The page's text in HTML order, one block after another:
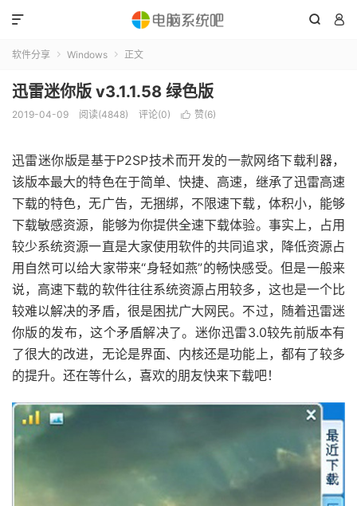
 

软件分享  Windows  正文
迅雷迷你版 v3.1.1.58 绿色版
2019-04-09 阅读(4848) 评论(0)  赞(6)
迅雷迷你版是基于P2SP技术而开发的一款网络下载利器，
该版本最大的特色在于简单、快捷、高速，继承了迅雷高速
下载的特色，无广告，无捆绑，不限速下载，体积小，能够
下载敏感资源，能够为你提供全速下载体验。事实上，占用
较少系统资源一直是大家使用软件的共同追求，降低资源占
用自然可以给大家带来“身轻如燕”的畅快感受。但是一般来
说，高速下载的软件往往系统资源占用较多，这也是一个比
较难以解决的矛盾，很是困扰广大网民。不过，随着迅雷迷
你版的发布，这个矛盾解决了。迷你迅雷3.0较先前版本有
了很大的改进，无论是界面、内核还是功能上，都有了较多
的提升。还在等什么，喜欢的朋友快来下载吧！